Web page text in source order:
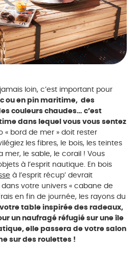
loin, c’est important pour
ou en pin maritime, des
couleurs chaudes… c’est
dans lequel vous vous sentez
« bord de mer » doit rester
les fibres, le bois, les teintes
mer, le sable, le corail ! Vous
à l’esprit nautique. En bois
à l’esprit récup’ devrait
votre univers « cabane de
en fin de journée, les rayons du
table inspirée des radeaux,
un naufragé réfugié sur une île
elle passera de votre salon
sur des roulettes !